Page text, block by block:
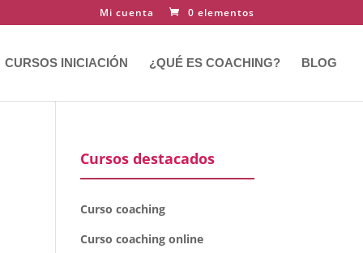
Mi cuenta 0 elementos
CURSOS INICIACIÓN ¿QUÉ ES COACHING? BLOG
Cursos destacados
Curso coaching
Curso coaching online